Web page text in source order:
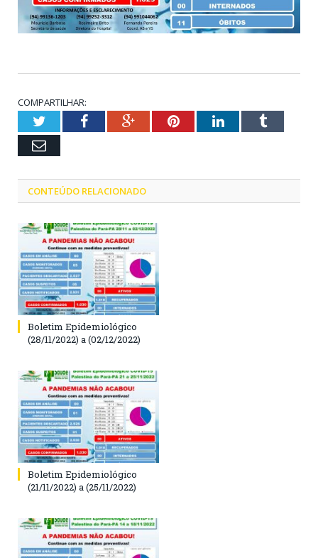
COMPARTILHAR:
TwitterFacebookGoogle+PinterestLinkedInTumblr
Email
CONTEÚDO RELACIONADO
Boletim Epidemiológico
(28/11/2022) a (02/12/2022)
Boletim Epidemiológico
(21/11/2022) a (25/11/2022)